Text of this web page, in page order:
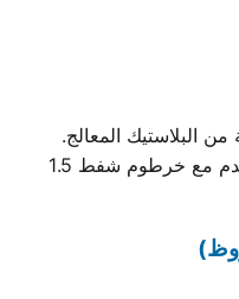
البلاستيك المعالج.
تُلحم داخلها ماسورة 50 مم وتستخدم مع خرطوم شفط 1.5